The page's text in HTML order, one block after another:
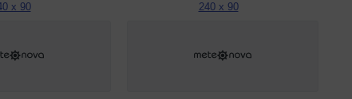
x 90 240 x 90